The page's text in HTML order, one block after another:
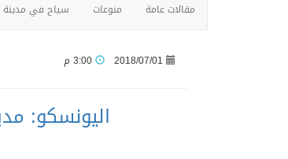
مقالات عامة منوعات سياح في مدينة
2018/07/01
اليونسكو: